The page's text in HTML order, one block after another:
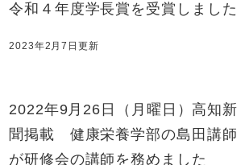
令和４年度学長賞を受賞しました
2023年2月7日更新
2022年9月26日（月曜日）高知新
聞掲載 健康栄養学部の島田講師
が研修会の講師を務めました